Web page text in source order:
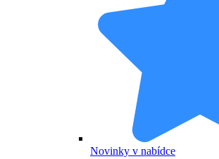
Novinky v nabídce